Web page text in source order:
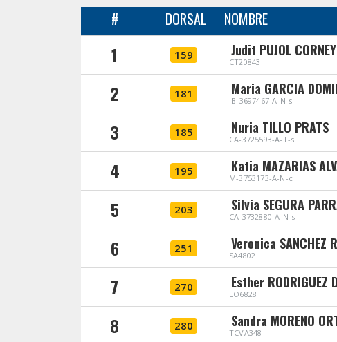
# DORSAL NOMBRE
1 159 Judit PUJOL CORNEY
CT20843
2 181 Maria GARCIA
IB-3697467-A-N-s
3 185 Nuria TILLO PRATS
CA-3725593-A-T-s
4 195 Katia MAZARIAS
M-3753173-A-N-c
5 203 Silvia SEGURA
CA-3732880-A-N-s
6 251 Veronica SANCHEZ
SA4802
7 270 Esther RODRIGUEZ
LO6828
8 280 Sandra MORENO
TCVA348